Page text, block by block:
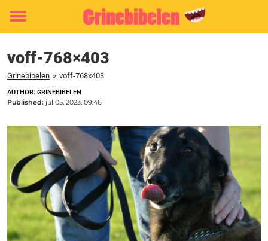
Toggle
voff-768×403
Grinebibelen » voff-768x403
AUTHOR: GRINEBIBELEN
Published: jul 05, 2023, 09:46